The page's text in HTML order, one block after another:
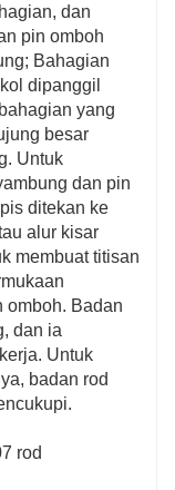
dan
pin omboh
Bahagian
dipanggil
yang
besar
Untuk
dan pin
ditekan ke
alur kisar
membuat titisan
omboh. Badan
dan ia
Untuk
badan rod